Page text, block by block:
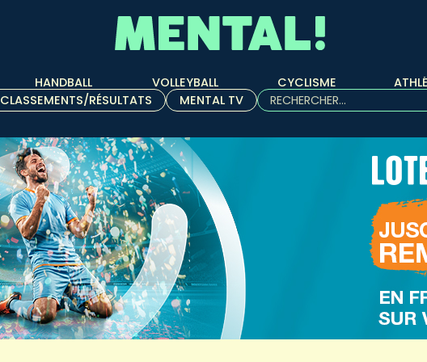
HANDBALL VOLLEYBALL CYCLISME
CLASSEMENTS/RÉSULTATS
MENTAL TV
Rechercher :